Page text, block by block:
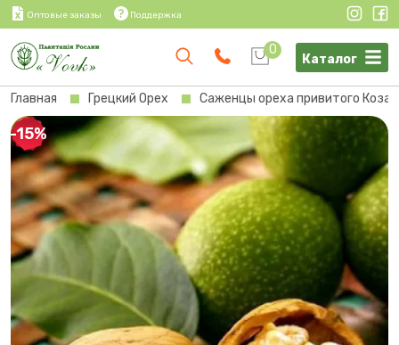
Оптовые заказы Поддержка
0
Каталог
Главная Грецкий Орех Саженцы ореха привитого
-15%